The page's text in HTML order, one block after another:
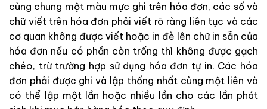
cùng chung một màu mực ghi trên hóa đơn, các số và
chữ viết trên hóa đơn phải viết rõ ràng liên tục và các
cơ quan không được viết hoặc in đè lên chữ in sẵn của
hóa đơn nếu có phần còn trống thì không được gạch
chéo, trừ trường hợp sử dụng hóa đơn tự in. Các hóa
đơn phải được ghi và lập thống nhất cùng một liên và
có thể lập một lần hoặc nhiều lần cho các lần phát